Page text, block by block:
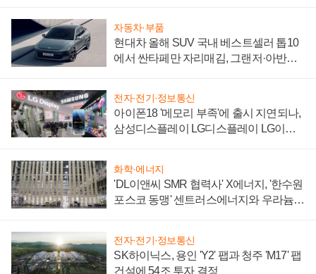
자동차·부품
현대차 올해 SUV 국내 베스트셀러 톱10
에서 싼타페만 자리매김, 그랜저·아반떼
전자·전기·정보통신
아이폰18 '메모리 부족'에 출시 지연되나,
삼성디스플레이 LG디스플레이 LG이노
화학·에너지
'DL이앤씨 SMR 협력사' X에너지, '한수원
포스코 동맹' 센트러스에너지와 우라늄
전자·전기·정보통신
SK하이닉스, 용인 'Y2' 팹과 청주 'M17' 팹
건설에 54조 투자 결정